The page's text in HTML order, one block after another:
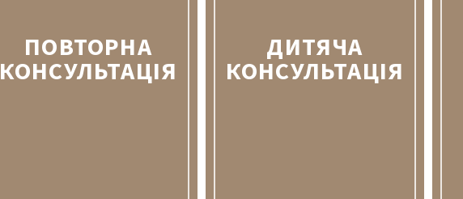
ПОВТОРНА
КОНСУЛЬТАЦІЯ
ДИТЯЧА
КОНСУЛЬТАЦІЯ